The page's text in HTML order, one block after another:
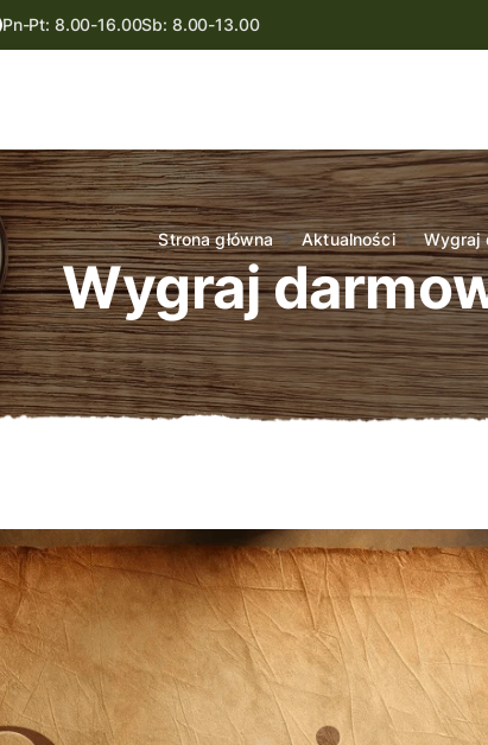
Pn-Pt: 8.00-16.00Sb: 8.00-13.00
O nas
Oferta
Aktualności
Kontakt
Strona główna Aktualności Wygraj
Wygraj